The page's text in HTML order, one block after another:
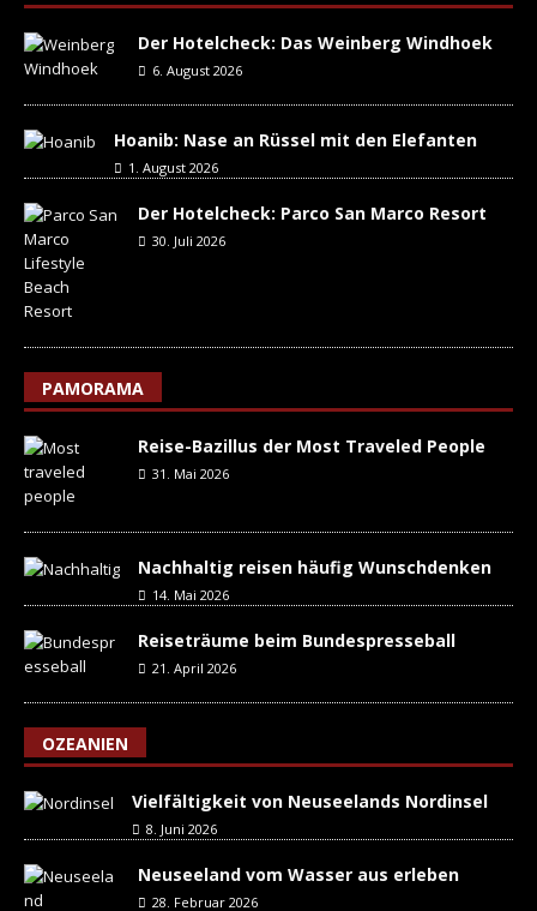
Der Hotelcheck: Das Weinberg Windhoek
6. August 2026
Hoanib: Nase an Rüssel mit den Elefanten
1. August 2026
Der Hotelcheck: Parco San Marco Resort
30. Juli 2026
PAMORAMA
Reise-Bazillus der Most Traveled People
31. Mai 2026
Nachhaltig reisen häufig Wunschdenken
14. Mai 2026
Reiseträume beim Bundespresseball
21. April 2026
OZEANIEN
Vielfältigkeit von Neuseelands Nordinsel
8. Juni 2026
Neuseeland vom Wasser aus erleben
28. Februar 2026